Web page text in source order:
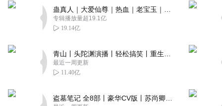
专辑播放量超19.1亿
19.14亿
最近一周更新
11.40亿